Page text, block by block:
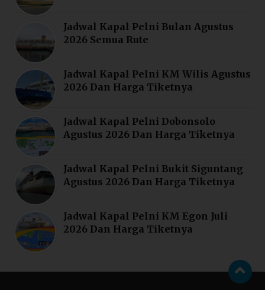
Jadwal Kapal Pelni Bulan Agustus
2026 Semua Rute
Jadwal Kapal Pelni KM Wilis Agustus
2026 Dan Harga Tiketnya
Jadwal Kapal Pelni Dobonsolo
Agustus 2026 Dan Harga Tiketnya
Jadwal Kapal Pelni Bukit Siguntang
Agustus 2026 Dan Harga Tiketnya
Jadwal Kapal Pelni KM Egon Juli
2026 Dan Harga Tiketnya